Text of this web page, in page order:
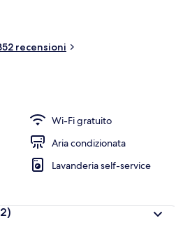
recensioni
Wi-Fi gratuito
Aria condizionata
Lavanderia self-service